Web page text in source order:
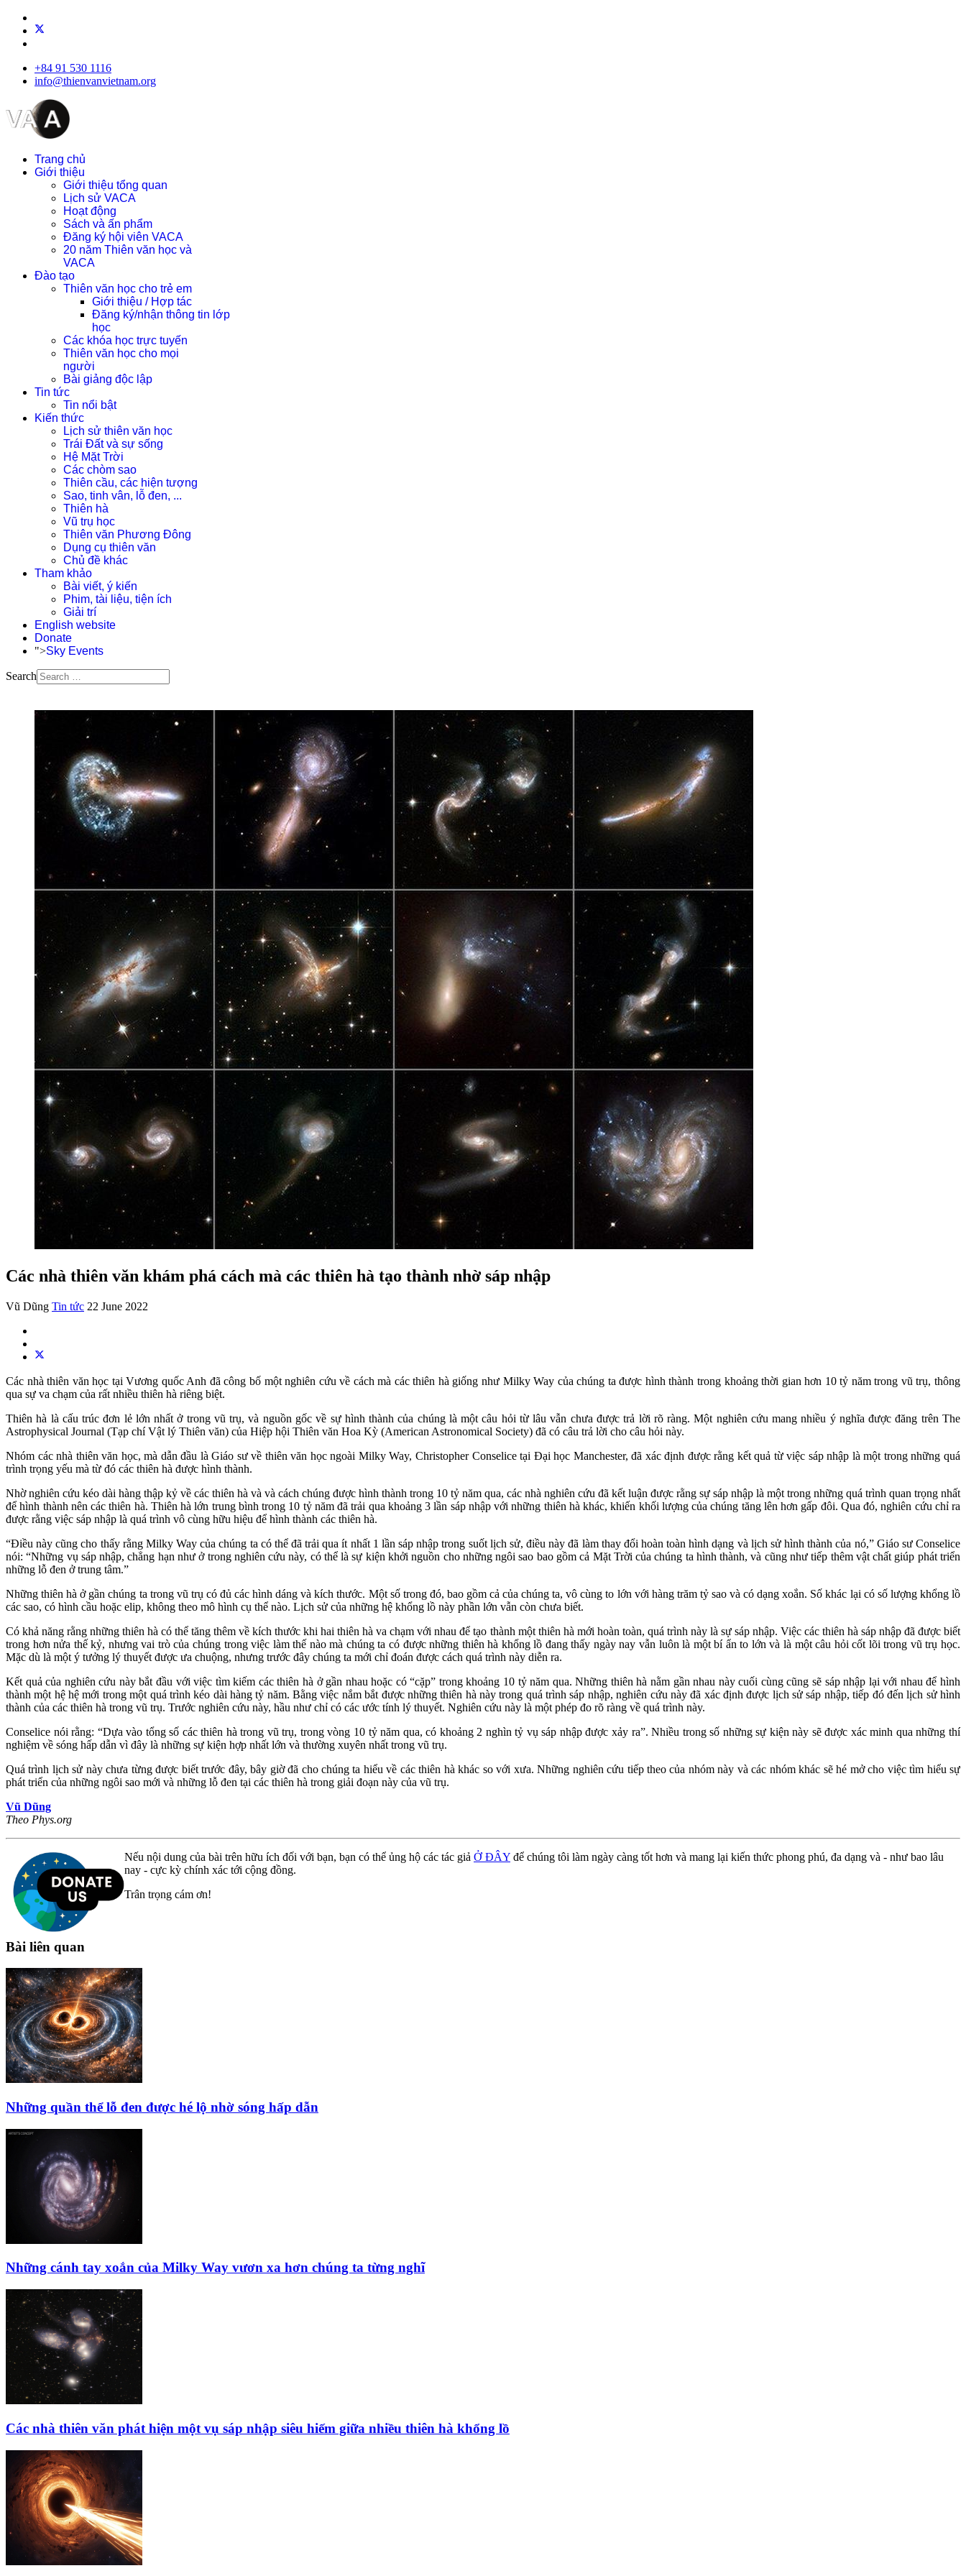
+84 91 530 1116
info@thienvanvietnam.org
Trang chủ
Giới thiệu
Giới thiệu tổng quan
Lịch sử VACA
Hoạt động
Sách và ấn phẩm
Đăng ký hội viên VACA
20 năm Thiên văn học và
VACA
Đào tạo
Thiên văn học cho trẻ em
Giới thiệu / Hợp tác
Đăng ký/nhận thông tin lớp
học
Các khóa học trực tuyến
Thiên văn học cho mọi
người
Bài giảng độc lập
Tin tức
Tin nổi bật
Kiến thức
Lịch sử thiên văn học
Trái Đất và sự sống
Hệ Mặt Trời
Các chòm sao
Thiên cầu, các hiện tượng
Sao, tinh vân, lỗ đen, ...
Thiên hà
Vũ trụ học
Thiên văn Phương Đông
Dụng cụ thiên văn
Chủ đề khác
Tham khảo
Bài viết, ý kiến
Phim, tài liệu, tiện ích
Giải trí
English website
Donate
">Sky Events
Search
Các nhà thiên văn khám phá cách mà các thiên hà tạo thành nhờ sáp nhập
Vũ Dũng Tin tức 22 June 2022
Các nhà thiên văn học tại Vương quốc Anh đã công bố một nghiên cứu về cách mà các thiên hà giống như Milky Way của chúng ta được hình thành trong khoảng thời gian hơn 10 tỷ năm trong vũ trụ, thông
qua sự va chạm của rất nhiều thiên hà riêng biệt.
Thiên hà là cấu trúc đơn lẻ lớn nhất ở trong vũ trụ, và nguồn gốc về sự hình thành của chúng là một câu hỏi từ lâu vẫn chưa được trả lời rõ ràng. Một nghiên cứu mang nhiều ý nghĩa được đăng trên The
Astrophysical Journal (Tạp chí Vật lý Thiên văn) của Hiệp hội Thiên văn Hoa Kỳ (American Astronomical Society) đã có câu trả lời cho câu hỏi này.
Nhóm các nhà thiên văn học, mà dẫn đầu là Giáo sư về thiên văn học ngoài Milky Way, Christopher Conselice tại Đại học Manchester, đã xác định được rằng kết quả từ việc sáp nhập là một trong những quá
trình trọng yếu mà từ đó các thiên hà được hình thành.
Nhờ nghiên cứu kéo dài hàng thập kỷ về các thiên hà và và cách chúng được hình thành trong 10 tỷ năm qua, các nhà nghiên cứu đã kết luận được rằng sự sáp nhập là một trong những quá trình quan trọng nhất
để hình thành nên các thiên hà. Thiên hà lớn trung bình trong 10 tỷ năm đã trải qua khoảng 3 lần sáp nhập với những thiên hà khác, khiến khối lượng của chúng tăng lên hơn gấp đôi. Qua đó, nghiên cứu chỉ ra
được rằng việc sáp nhập là quá trình vô cùng hữu hiệu để hình thành các thiên hà.
“Điều này cũng cho thấy rằng Milky Way của chúng ta có thể đã trải qua ít nhất 1 lần sáp nhập trong suốt lịch sử, điều này đã làm thay đổi hoàn toàn hình dạng và lịch sử hình thành của nó,” Giáo sư Conselice
nói: “Những vụ sáp nhập, chẳng hạn như ở trong nghiên cứu này, có thể là sự kiện khởi nguồn cho những ngôi sao bao gồm cả Mặt Trời của chúng ta hình thành, và cũng như tiếp thêm vật chất giúp phát triển
những lỗ đen ở trung tâm.”
Những thiên hà ở gần chúng ta trong vũ trụ có đủ các hình dáng và kích thước. Một số trong đó, bao gồm cả của chúng ta, vô cùng to lớn với hàng trăm tỷ sao và có dạng xoắn. Số khác lại có số lượng khổng lồ
các sao, có hình cầu hoặc elip, không theo mô hình cụ thể nào. Lịch sử của những hệ khổng lồ này phần lớn vẫn còn chưa biết.
Có khả năng rằng những thiên hà có thể tăng thêm về kích thước khi hai thiên hà va chạm với nhau để tạo thành một thiên hà mới hoàn toàn, quá trình này là sự sáp nhập. Việc các thiên hà sáp nhập đã được biết
trong hơn nửa thế kỷ, nhưng vai trò của chúng trong việc làm thế nào mà chúng ta có được những thiên hà khổng lồ đang thấy ngày nay vẫn luôn là một bí ẩn to lớn và là một câu hỏi cốt lõi trong vũ trụ học.
Mặc dù là một ý tưởng lý thuyết được ưa chuộng, nhưng trước đây chúng ta mới chỉ đoán được cách quá trình này diễn ra.
Kết quả của nghiên cứu này bắt đầu với việc tìm kiếm các thiên hà ở gần nhau hoặc có “cặp” trong khoảng 10 tỷ năm qua. Những thiên hà nằm gần nhau này cuối cùng cũng sẽ sáp nhập lại với nhau để hình
thành một hệ hệ mới trong một quá trình kéo dài hàng tỷ năm. Bằng việc nắm bắt được những thiên hà này trong quá trình sáp nhập, nghiên cứu này đã xác định được lịch sử sáp nhập, tiếp đó đến lịch sử hình
thành của các thiên hà trong vũ trụ. Trước nghiên cứu này, hầu như chỉ có các ước tính lý thuyết. Nghiên cứu này là một phép đo rõ ràng về quá trình này.
Conselice nói rằng: “Dựa vào tổng số các thiên hà trong vũ trụ, trong vòng 10 tỷ năm qua, có khoảng 2 nghìn tỷ vụ sáp nhập được xảy ra”. Nhiều trong số những sự kiện này sẽ được xác minh qua những thí
nghiệm về sóng hấp dẫn vì đây là những sự kiện hợp nhất lớn và thường xuyên nhất trong vũ trụ.
Quá trình lịch sử này chưa từng được biết trước đây, bây giờ đã cho chúng ta hiểu về các thiên hà khác so với xưa. Những nghiên cứu tiếp theo của nhóm này và các nhóm khác sẽ hé mở cho việc tìm hiểu sự
phát triển của những ngôi sao mới và những lỗ đen tại các thiên hà trong giải đoạn này của vũ trụ.
Vũ Dũng
Theo Phys.org
Nếu nội dung của bài trên hữu ích đối với bạn, bạn có thể ủng hộ các tác giả Ở ĐÂY để chúng tôi làm ngày càng tốt hơn và mang lại kiến thức phong phú, đa dạng và - như bao lâu
nay - cực kỳ chính xác tới cộng đồng.
Trân trọng cám ơn!
Bài liên quan
Những quần thể lỗ đen được hé lộ nhờ sóng hấp dẫn
Những cánh tay xoắn của Milky Way vươn xa hơn chúng ta từng nghĩ
Các nhà thiên văn phát hiện một vụ sáp nhập siêu hiếm giữa nhiều thiên hà khổng lồ